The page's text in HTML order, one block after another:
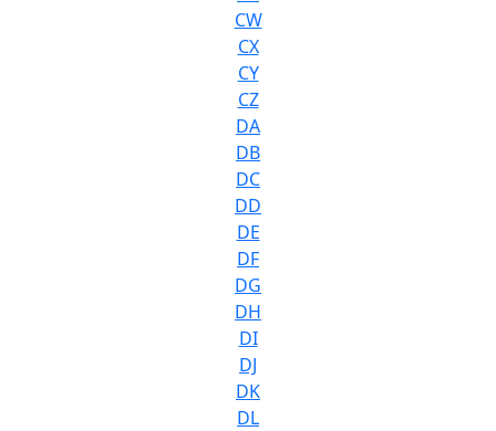
CW
CX
CY
CZ
DA
DB
DC
DD
DE
DF
DG
DH
DI
DJ
DK
DL